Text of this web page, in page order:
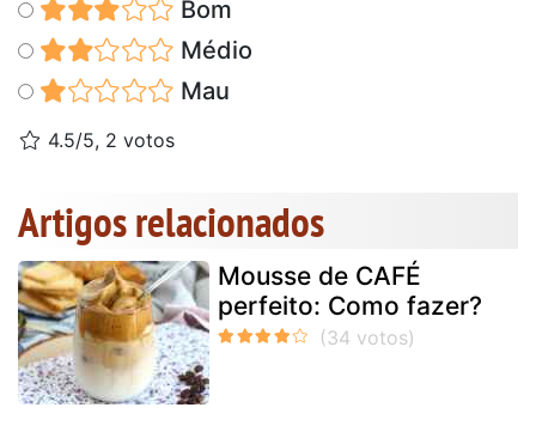
Bom
Médio
Mau
4.5/5, 2 votos
Artigos relacionados
Mousse de CAFÉ
perfeito: Como fazer?